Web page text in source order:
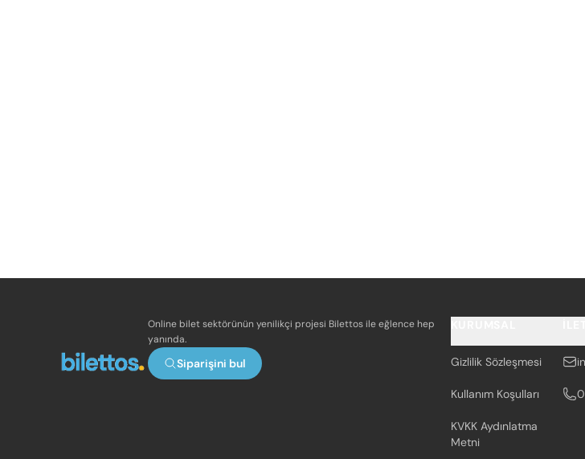
Online bilet sektörünün yenilikçi projesi Bilettos ile eğlence hep
yanında.
Siparişini bul Gizlilik Sözleşmesi
Kullanım Koşulları
KVKK Aydınlatma
Metni